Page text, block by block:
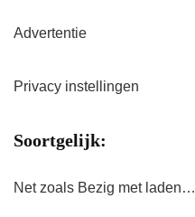
Advertentie
Privacy instellingen
Soortgelijk:
Net zoals Bezig met laden…